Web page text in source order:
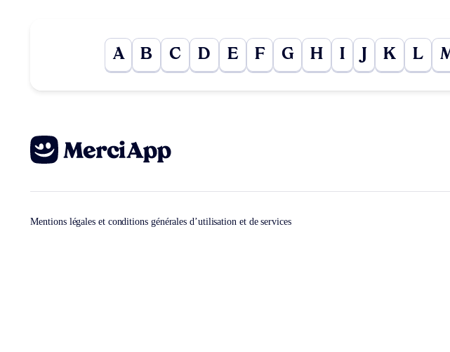
A B C D E F G H I K L
Mentions légales et conditions générales d’utilisation et de services